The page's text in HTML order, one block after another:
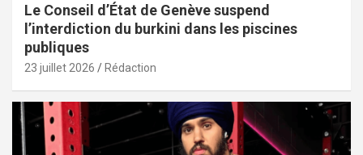
Le Conseil d’État de Genève suspend
l’interdiction du burkini dans les piscines
publiques
23 juillet 2026 Rédaction